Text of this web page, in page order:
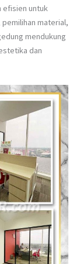
efisien untuk
material,
mendukung
dan